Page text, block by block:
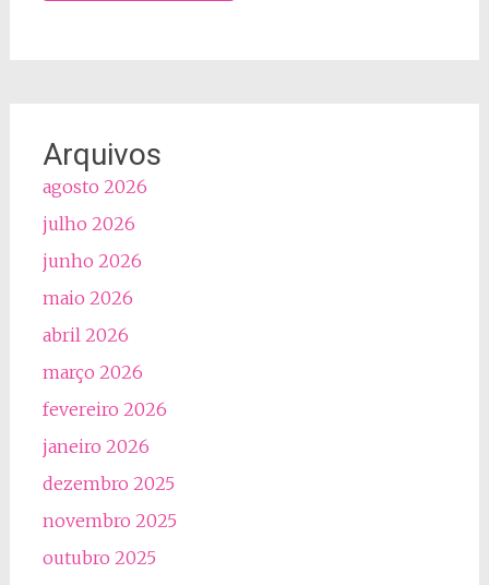
Arquivos
agosto 2026
julho 2026
junho 2026
maio 2026
abril 2026
março 2026
fevereiro 2026
janeiro 2026
dezembro 2025
novembro 2025
outubro 2025